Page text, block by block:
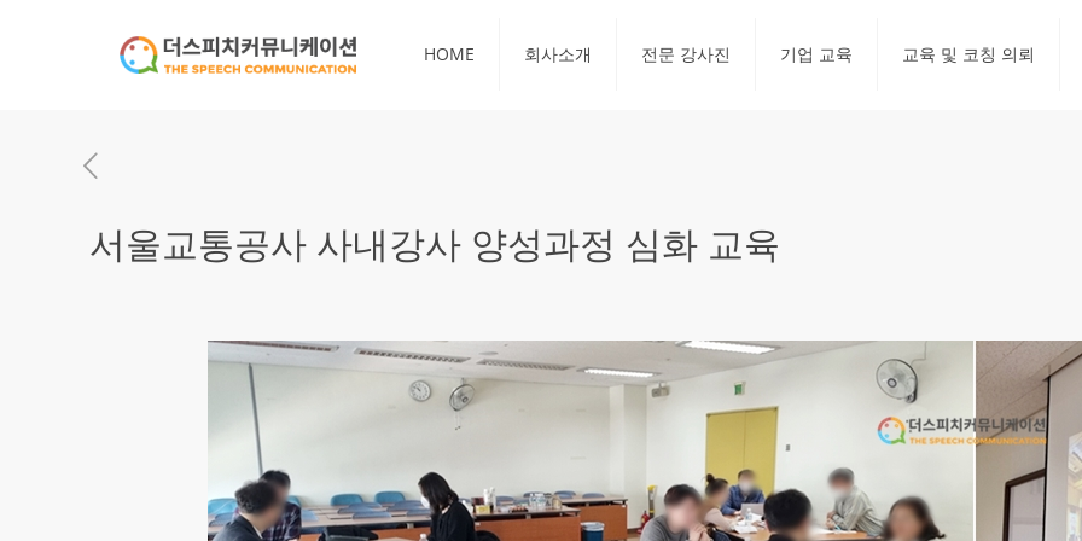
HOME 회사소개 전문 강사진 기업 교육 교육 및 코칭 의뢰
서울교통공사 사내강사 양성과정 심화 교육